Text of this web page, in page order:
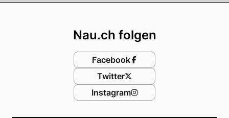
Nau.ch folgen
Facebook
Twitter
Instagram